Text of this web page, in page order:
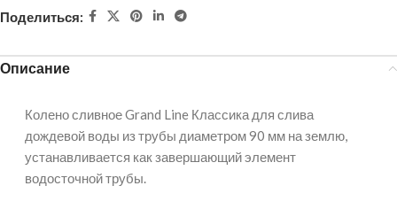
Поделиться:
Описание
Колено сливное Grand Line Классика для слива
дождевой воды из трубы диаметром 90 мм на землю,
устанавливается как завершающий элемент
водосточной трубы.